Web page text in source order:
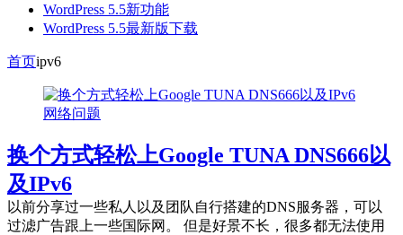
WordPress 5.5新功能
WordPress 5.5最新版下载
首页ipv6
网络问题
换个方式轻松上Google TUNA DNS666以
及IPv6
以前分享过一些私人以及团队自行搭建的DNS服务器，可以
过滤广告跟上一些国际网。 但是好景不长，很多都无法使用